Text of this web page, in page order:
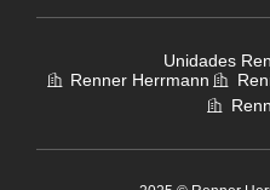
Unidades
Renner Herrmann